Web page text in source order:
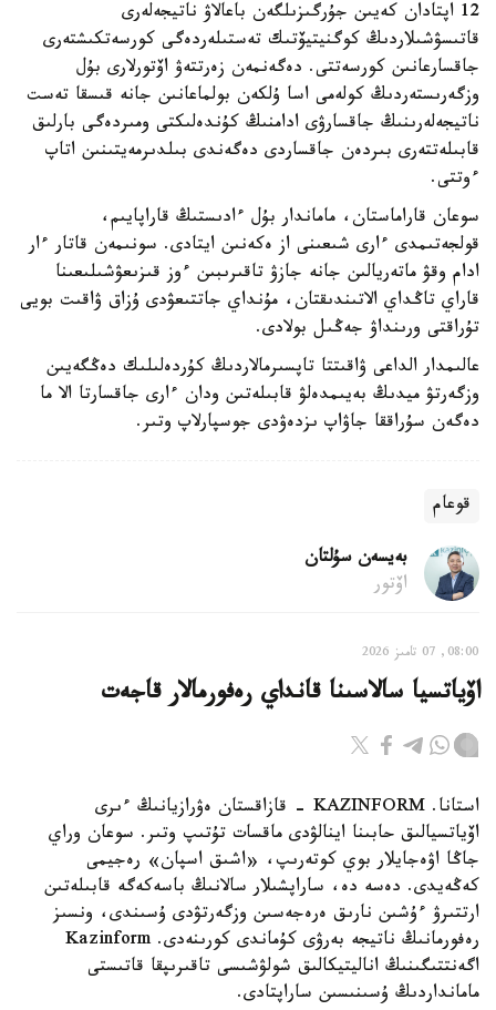
12 اپتادان كەيىن جۇرگىزىلگەن باعالاۋ ناتيجەلەرى
قاتىسۋشىلاردىڭ كوگنيتيۆتىك تەستىلەردەگى كورسەتكىشتەرى
جاقسارعانىن كورسەتتى. دەگەنمەن زەرتتەۋ اۆتورلارى بۇل
وزگەرىستەردىڭ كولەمى اسا ۇلكەن بولماعانىن جانە قىسقا تەست
ناتيجەلەرىنىڭ جاقسارۋى ادامنىڭ كۇندەلىكتى ومىردەگى بارلىق
قابىلەتتەرى بىردەن جاقساردى دەگەندى بىلدىرمەيتىنىن اتاپ
ءوتتى.
سوعان قاراماستان، ماماندار بۇل ءادىستىڭ قاراپايىم،
قولجەتىمدى ءارى شىعىنى از ەكەنىن ايتادى. سونىمەن قاتار ءار
ادام وقۋ ماتەريالىن جانە جازۋ تاقىرىبىن ءوز قىزىعۋشىلىعىنا
قاراي تاڭداي الاتىندىقتان، مۇنداي جاتتىعۋدى ۇزاق ۋاقىت بويى
تۇراقتى ورىنداۋ جەڭىل بولادى.
عالىمدار الداعى ۋاقىتتا تاپسىرمالاردىڭ كۇردەلىلىك دەڭگەيىن
وزگەرتۋ ميدىڭ بەيىمدەلۋ قابىلەتىن ودان ءارى جاقسارتا الا ما
دەگەن سۇراققا جاۋاپ ىزدەۋدى جوسپارلاپ وتىر.
قوعام
بەيسەن سۇلتان
اۆتور
08:00, 07 تامىز 2026
اۆياتسيا سالاسىنا قانداي رەفورمالار قاجەت
استانا. KAZINFORM - قازاقستان ەۋرازيانىڭ ءىرى
اۆياتسيالىق حابىنا اينالۋدى ماقسات تۇتىپ وتىر. سوعان وراي
جاڭا اۋەجايلار بوي كوتەرىپ، «اشىق اسپان» رەجيمى
كەڭەيدى. دەسە دە، ساراپشىلار سالانىڭ باسەكەگە قابىلەتىن
ارتتىرۋ ءۇشىن نارىق ەرەجەسىن وزگەرتۋدى ۇسىندى، ونسىز
رەفورمانىڭ ناتيجە بەرۋى كۇماندى كورىنەدى. Kazinform
اگەنتتىگىنىڭ اناليتيكالىق شولۋشىسى تاقىرىپقا قاتىستى
مامانداردىڭ ۇسىنىسىن ساراپتادى.